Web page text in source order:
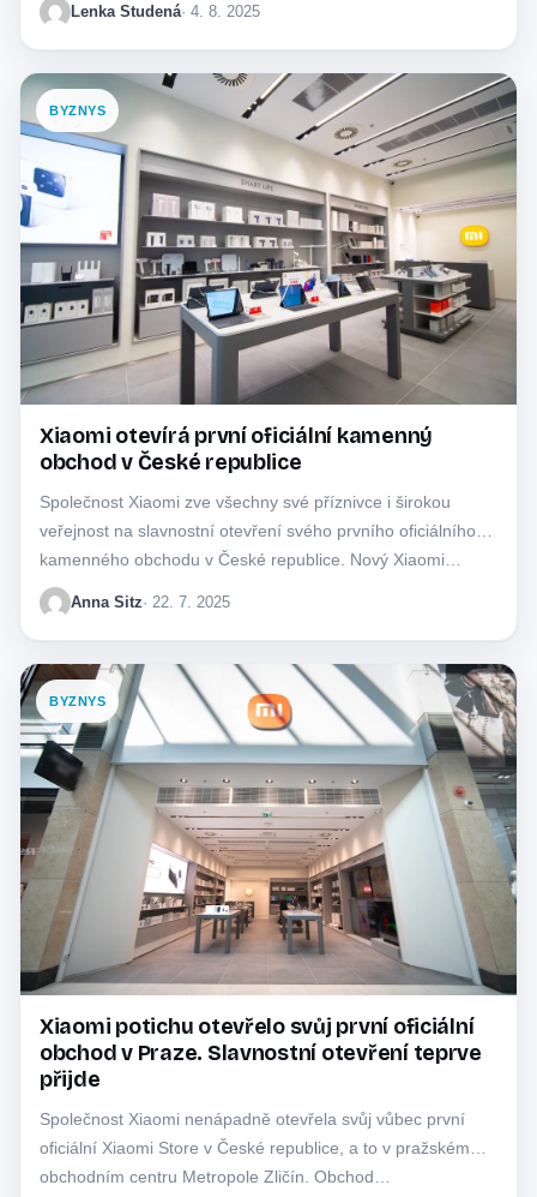
Lenka Studená· 4. 8. 2025
BYZNYS
Xiaomi otevírá první oficiální kamenný
obchod v České republice
Společnost Xiaomi zve všechny své příznivce i širokou
veřejnost na slavnostní otevření svého prvního oficiálního
kamenného obchodu v České republice. Nový Xiaomi…
Anna Sitz· 22. 7. 2025
BYZNYS
Xiaomi potichu otevřelo svůj první oficiální
obchod v Praze. Slavnostní otevření teprve
přijde
Společnost Xiaomi nenápadně otevřela svůj vůbec první
oficiální Xiaomi Store v České republice, a to v pražském
obchodním centru Metropole Zličín. Obchod…